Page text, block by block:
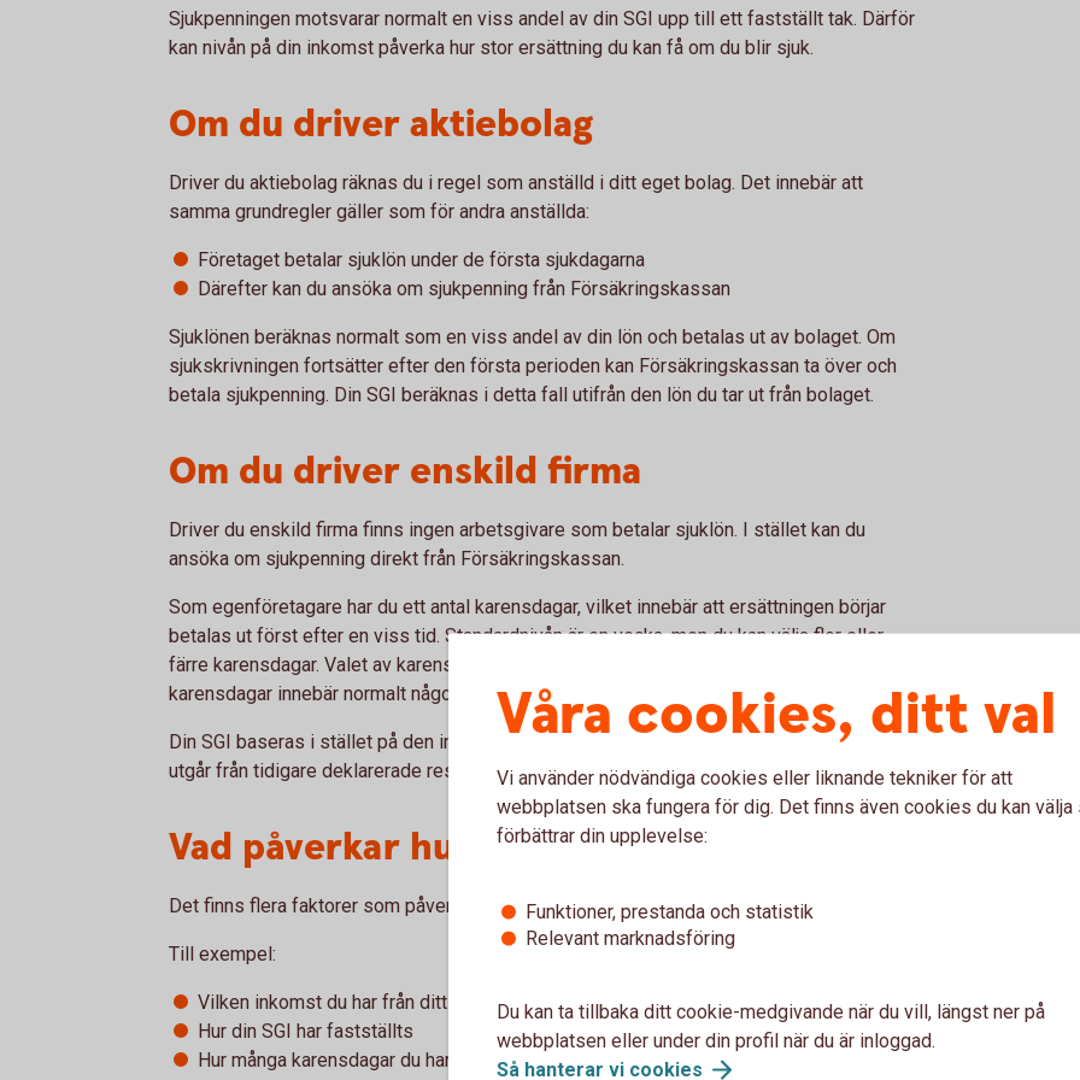
Sjukpenningen motsvarar normalt en viss andel av din SGI upp till ett fastställt tak. Därför
kan nivån på din inkomst påverka hur stor ersättning du kan få om du blir sjuk.
Om du driver aktiebolag
Driver du aktiebolag räknas du i regel som anställd i ditt eget bolag. Det innebär att
samma grundregler gäller som för andra anställda:
Företaget betalar sjuklön under de första sjukdagarna
Därefter kan du ansöka om sjukpenning från Försäkringskassan
Sjuklönen beräknas normalt som en viss andel av din lön och betalas ut av bolaget. Om
sjukskrivningen fortsätter efter den första perioden kan Försäkringskassan ta över och
betala sjukpenning. Din SGI beräknas i detta fall utifrån den lön du tar ut från bolaget.
Om du driver enskild firma
Driver du enskild firma finns ingen arbetsgivare som betalar sjuklön. I stället kan du
ansöka om sjukpenning direkt från Försäkringskassan.
Som egenföretagare har du ett antal karensdagar, vilket innebär att ersättningen börjar
betalas ut först efter en viss tid. Standardnivån är en vecka, men du kan välja fler eller
färre karensdagar. Valet av karens påverkar också nivån på dina egenavgifter. Fler
karensdagar innebär normalt något lägre avgifter.
Din SGI baseras i stället på den inkomst du förväntas få från verksamheten, vilket ofta
utgår från tidigare deklarerade resultat.
Vad påverkar hur mycket ersättning du kan få?
Det finns flera faktorer som påverkar vilken sjukpenning du kan få som företagare.
Till exempel:
Vilken inkomst du har från ditt arbete
Hur din SGI har fastställts
Hur många karensdagar du har valt (för enskild firma)
Våra cookies, ditt val
Vi använder nödvändiga cookies eller liknande tekniker för att
webbplatsen ska fungera för dig. Det finns även cookies du kan välja
förbättrar din upplevelse:
Funktioner, prestanda och statistik
Relevant marknadsföring
Du kan ta tillbaka ditt cookie-medgivande när du vill, längst ner på
webbplatsen eller under din profil när du är inloggad.
Så hanterar vi cookies